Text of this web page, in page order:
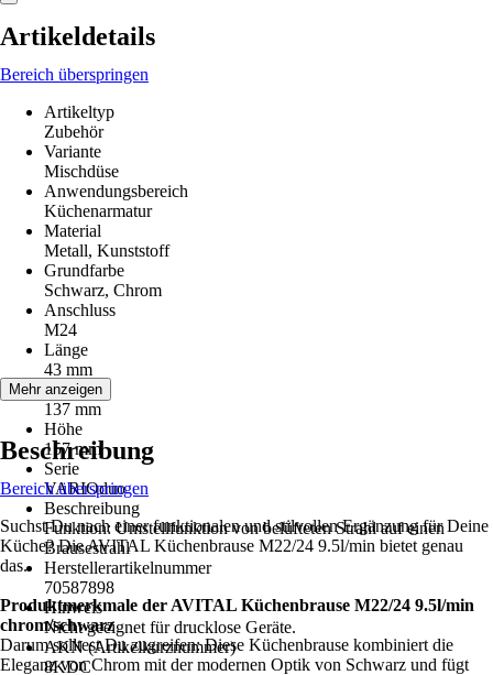
Artikeldetails
Bereich überspringen
Artikeltyp
Zubehör
Variante
Mischdüse
Anwendungsbereich
Küchenarmatur
Material
Metall, Kunststoff
Grundfarbe
Schwarz, Chrom
Anschluss
M24
Länge
43 mm
Breite
137 mm
Höhe
157 mm
Serie
VARIOduo
Beschreibung
Funktion: Umstellfunktion von belüfteten Strahl auf einen
Brausestrahl
Herstellerartikelnummer
70587898
Hinweis
Nicht geeignet für drucklose Geräte.
AKN (Artikelkurznummer)
8KDC
Mehr anzeigen
Beschreibung
Bereich überspringen
Suchst Du nach einer funktionalen und stilvollen Ergänzung für Deine
Küche? Die AVITAL Küchenbrause M22/24 9.5l/min bietet genau
das.
Produktmerkmale der AVITAL Küchenbrause M22/24 9.5l/min
chrom/schwarz
Darum solltest Du zugreifen: Diese Küchenbrause kombiniert die
Eleganz von Chrom mit der modernen Optik von Schwarz und fügt